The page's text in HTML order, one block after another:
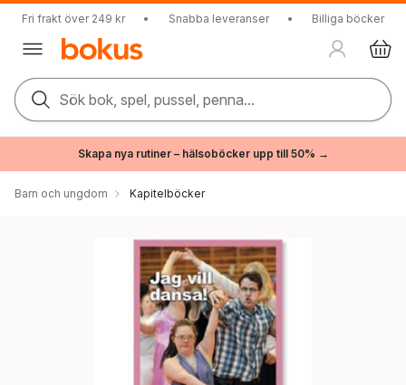
Fri frakt över 249 kr • Snabba leveranser • Billiga böcker
Sök bok, spel, pussel, penna...
Skapa nya rutiner – hälsoböcker upp till 50% →
Barn och ungdom Kapitelböcker